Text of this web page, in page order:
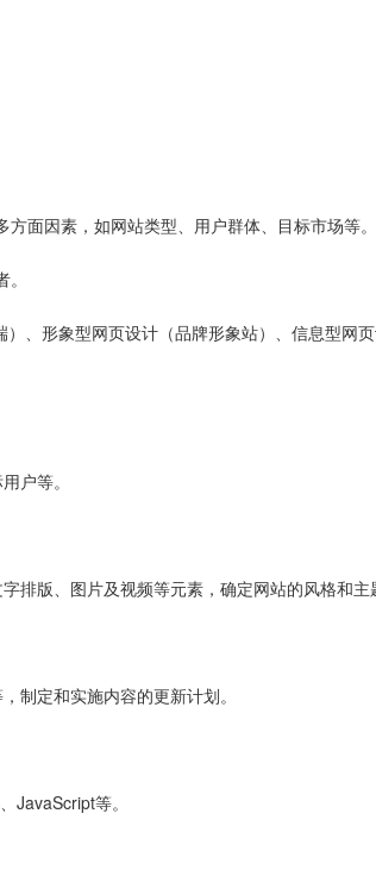
面因素，如网站类型、用户群体、目标市场等。
、形象型网页设计（品牌形象站）、信息型网
户等。
排版、图片及视频等元素，确定网站的风格和主
制定和实施内容的更新计划。
JavaScript等。